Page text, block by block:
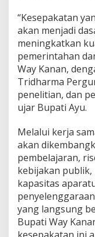
“Kesepakatan
akan menjadi
meningkatkan
pemerintahan
Way Kanan,
Tridharma
penelitian, dan
ujar Bupati Ayu.
Melalui kerja
akan
pembelajaran,
kebijakan
kapasitas
yang langsung
Bupati Way
kesepakatan ini